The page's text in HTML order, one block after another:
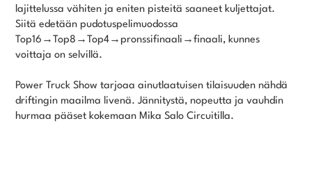
lajittelussa vähiten ja eniten pisteitä saaneet kuljettajat.
Siitä edetään pudotuspelimuodossa
Top16→Top8→Top4→pronssifinaali→finaali, kunnes
voittaja on selvillä.
Power Truck Show tarjoaa ainutlaatuisen tilaisuuden nähdä
driftingin maailma livenä. Jännitystä, nopeutta ja vauhdin
hurmaa pääset kokemaan Mika Salo Circuitilla.